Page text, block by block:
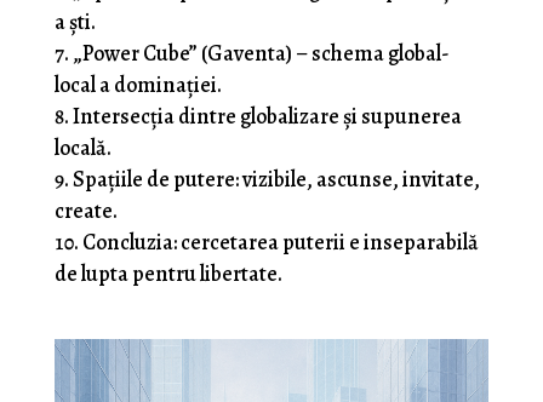
a ști.
„Power Cube” (Gaventa) – schema global-
local a dominației.
Intersecția dintre globalizare și supunerea
locală.
Spațiile de putere: vizibile, ascunse, invitate,
create.
Concluzia: cercetarea puterii e inseparabilă
de lupta pentru libertate.